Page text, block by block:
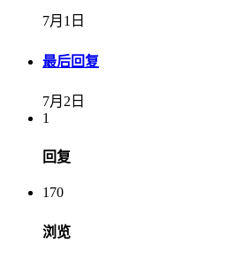
7月1日
最后回复
7月2日
1
回复
170
浏览